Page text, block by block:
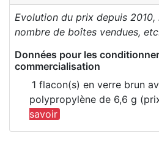
Evolution du prix depuis
nombre de boîtes vendues,
Données pour les
commercialisation
1 flacon(s) en verre brun
polypropylène de 6,6 g
savoir